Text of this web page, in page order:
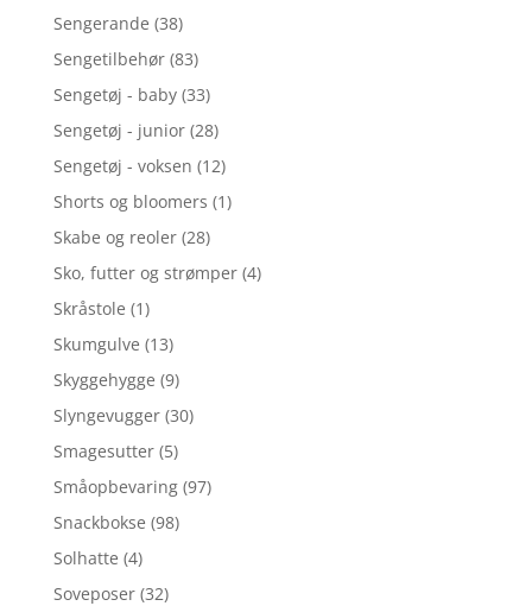
Sengerande (38)
Sengetilbehør (83)
Sengetøj - baby (33)
Sengetøj - junior (28)
Sengetøj - voksen (12)
Shorts og bloomers (1)
Skabe og reoler (28)
Sko, futter og strømper (4)
Skråstole (1)
Skumgulve (13)
Skyggehygge (9)
Slyngevugger (30)
Smagesutter (5)
Småopbevaring (97)
Snackbokse (98)
Solhatte (4)
Soveposer (32)